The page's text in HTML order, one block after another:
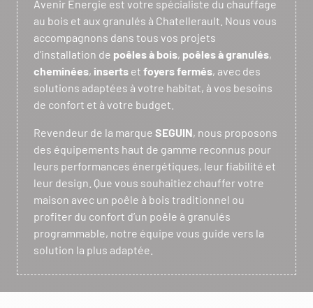
Avenir Energie est votre spécialiste du chauffage
au bois et aux granulés à Chatellerault. Nous vous
accompagnons dans tous vos projets
d’installation de poêles à bois, poêles à granulés,
cheminées, inserts et foyers fermés, avec des
solutions adaptées à votre habitat, à vos besoins
de confort et à votre budget.
Revendeur de la marque SEGUIN, nous proposons
des équipements haut de gamme reconnus pour
leurs performances énergétiques, leur fiabilité et
leur design. Que vous souhaitiez chauffer votre
maison avec un poêle à bois traditionnel ou
profiter du confort d’un poêle à granulés
programmable, notre équipe vous guide vers la
solution la plus adaptée.